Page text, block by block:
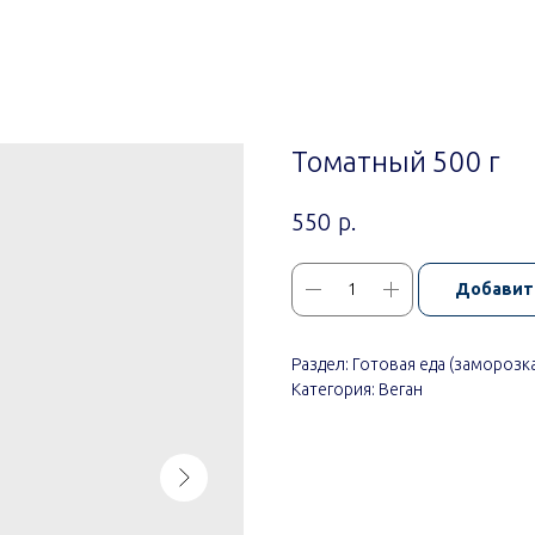
Томатный 500 г
550 р.
Раздел: Готовая еда
Категория: Веган